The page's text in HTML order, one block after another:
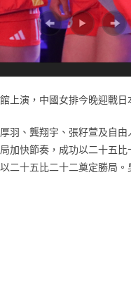
上演，中國女排今晚迎戰
羽、龔翔宇、張籽萱及自
加快節奏，成功以二十五
二十五比二十二奠定勝局